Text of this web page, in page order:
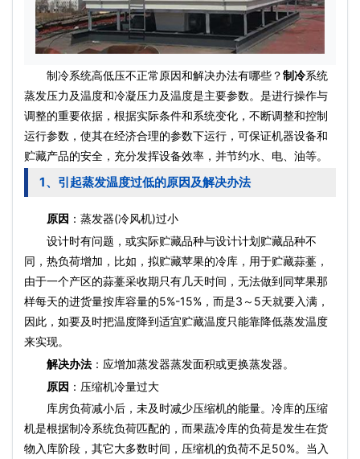
制冷系统高低压不正常原因和解决办法有哪些？制冷系统
蒸发压力及温度和冷凝压力及温度是主要参数。是进行操作与
调整的重要依据，根据实际条件和系统变化，不断调整和控制
运行参数，使其在经济合理的参数下运行，可保证机器设备和
贮藏产品的安全，充分发挥设备效率，并节约水、电、油等。
1、引起蒸发温度过低的原因及解决办法
原因 ：蒸发器(冷风机)过小
设计时有问题，或实际贮藏品种与设计计划贮藏品种不
同，热负荷增加，比如，拟贮藏苹果的冷库，用于贮藏蒜薹，
由于一个产区的蒜薹采收期只有几天时间，无法做到同苹果那
样每天的进货量按库容量的5%-15%，而是3～5天就要入满，
因此，如要及时把温度降到适宜贮藏温度只能靠降低蒸发温度
来实现。
解决办法 ：应增加蒸发器蒸发面积或更换蒸发器。
原因 ：压缩机冷量过大
库房负荷减小后，未及时减少压缩机的能量。冷库的压缩
机是根据制冷系统负荷匹配的，而果蔬冷库的负荷是发生在货
物入库阶段，其它大多数时间，压缩机的负荷不足50%。当入